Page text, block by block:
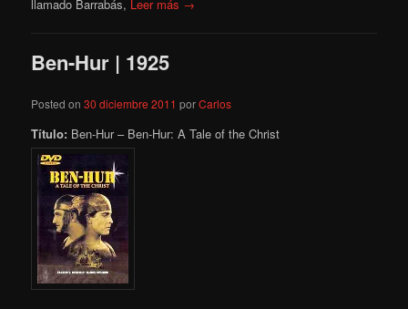
llamado Barrabás, Leer más →
Ben-Hur | 1925
Posted on30 diciembre 2011 porCarlos
Título: Ben-Hur – Ben-Hur: A Tale of the Christ